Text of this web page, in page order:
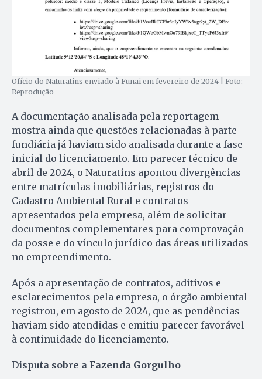
Ofício do Naturatins enviado à Funai em fevereiro de 2024 | Foto:
Reprodução
A documentação analisada pela reportagem
mostra ainda que questões relacionadas à parte
fundiária já haviam sido analisada durante a fase
inicial do licenciamento. Em parecer técnico de
abril de 2024, o Naturatins apontou divergências
entre matrículas imobiliárias, registros do
Cadastro Ambiental Rural e contratos
apresentados pela empresa, além de solicitar
documentos complementares para comprovação
da posse e do vínculo jurídico das áreas utilizadas
no empreendimento.
Após a apresentação de contratos, aditivos e
esclarecimentos pela empresa, o órgão ambiental
registrou, em agosto de 2024, que as pendências
haviam sido atendidas e emitiu parecer favorável
à continuidade do licenciamento.
Disputa sobre a Fazenda Gorgulho